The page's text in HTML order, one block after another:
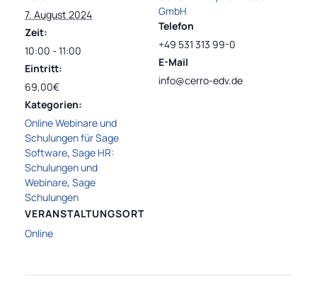
7. August 2024
Zeit:
10:00 - 11:00
Eintritt:
69,00€
Kategorien:
Online Webinare und
Schulungen für Sage
Software, Sage HR:
Schulungen und
Webinare, Sage
Schulungen
VERANSTALTUNGSORT
Online
GmbH
Telefon
+49 531 313 99-0
E-Mail
info@cerro-edv.de